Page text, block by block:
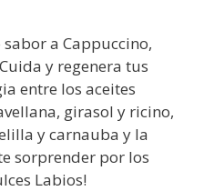
a Cappuccino,
y regenera tus
entre los aceites
girasol y ricino,
y carnauba y la
sorprender por los
Labios!